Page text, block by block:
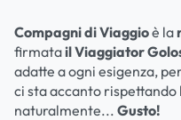
Scopri Compagni di
pensato per
Compagni di Viaggioè la
firmatail Viaggiator
adatte a ogni esigenza,
ci sta accanto rispettando
naturalmente... Gusto!